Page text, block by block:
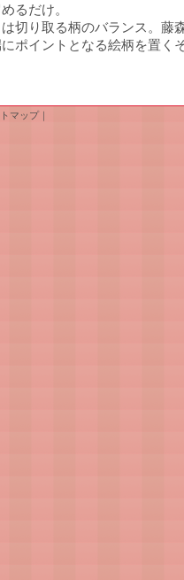
るだけ。
切り取る柄のバランス。藤
ポイントとなる絵柄を置く
マップ｜